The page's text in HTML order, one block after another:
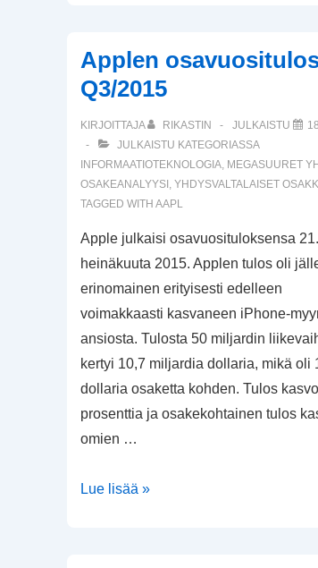
Applen
Q3/2015
KIRJOITTAJA RIKASTIN JULKAISTU
JULKAISTU KATEGORIASSA
INFORMAATIOTEKNOLOGIA, MEGASUURET
OSAKEANALYYSI , YHDYSVALTALAISET
TAGGED WITH AAPL
Apple julkaisi osavuosituloksensa 21.
heinäkuuta 2015. Applen tulos oli
erinomainen erityisesti edelleen
voimakkaasti kasvaneen iPhone-
ansiosta. Tulosta 50 miljardin
kertyi 10,7 miljardia dollaria, mikä oli
dollaria osaketta kohden. Tulos
prosenttia ja osakekohtainen tulos
omien …
Applen
Lue lisää »